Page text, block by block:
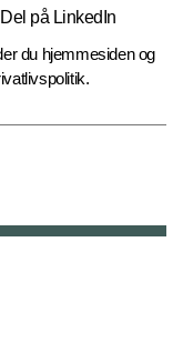
Del på LinkedIn
du hjemmesiden og